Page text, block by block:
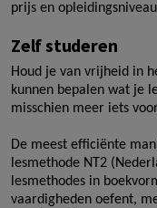
prijs en
Zelf studeren
Houd je van vrijheid in
kunnen bepalen wat je
misschien meer iets
De meest efficiënte
lesmethode NT2
lesmethodes in
vaardigheden oefent,